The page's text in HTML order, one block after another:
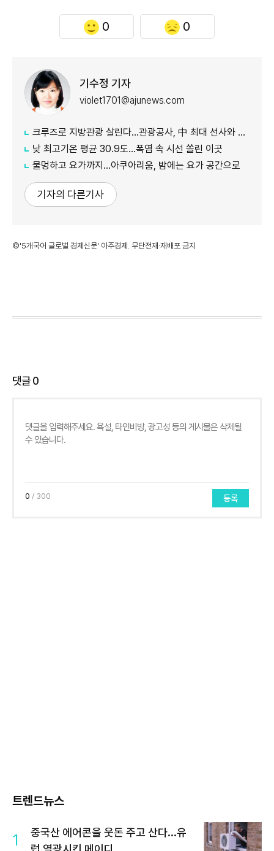
0 0
기수정 기자
violet1701@ajunews.com
크루즈로 지방관광 살린다…관광공사, 中 최대 선사와 맞손
낮 최고기온 평균 30.9도…폭염 속 시선 쏠린 이곳
물멍하고 요가까지…아쿠아리움, 밤에는 요가 공간으로
기자의 다른기사
©'5개국어 글로벌 경제신문' 아주경제. 무단전재·재배포 금지
댓글0
0 / 300 등록
트렌드뉴스
1
중국산 에어콘을 웃돈 주고 산다...유